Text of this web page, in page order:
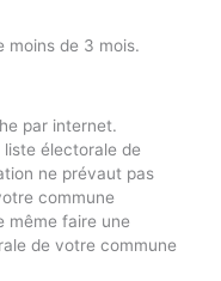
moins de 3 mois.
par internet.
liste électorale de
ne prévaut pas
commune
même faire une
de votre commune